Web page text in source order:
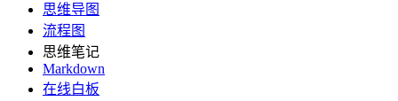
思维导图
流程图
思维笔记
Markdown
在线白板